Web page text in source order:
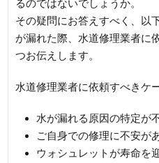
るのではないでしょうか。
その疑問にお答えすべく、以
が漏れた際、水道修理業者に
つお伝えします。
水道修理業者に依頼すべきケ
水が漏れる原因の特定が
ご自身での修理に不安が
ウォシュレットが寿命を